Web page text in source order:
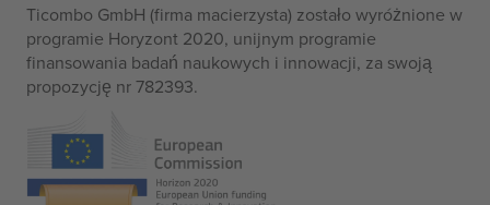
Ticombo GmbH (firma macierzysta) zostało wyróżnione w
programie Horyzont 2020, unijnym programie
finansowania badań naukowych i innowacji, za swoją
propozycję nr 782393.